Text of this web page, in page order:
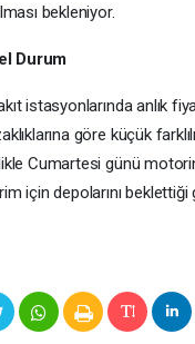
bekleniyor.
Durum
istasyonlarında anlık
göre küçük
Cumartesi günü
için depolarını beklettiği